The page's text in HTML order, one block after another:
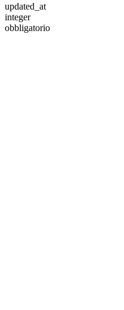
updated_at
integer
obbligatorio